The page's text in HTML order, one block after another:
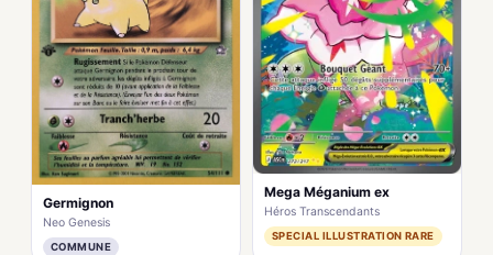
Germignon
Neo Genesis
COMMUNE
Mega Méganium ex
Héros Transcendants
SPECIAL ILLUSTRATION RARE